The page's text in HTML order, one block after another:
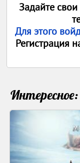
Задайте
Для этого
Регистрация
Интересное: